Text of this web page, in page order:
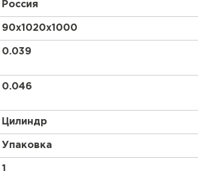
Россия
90х1020х1000
0.039
0.046
Цилиндр
Упаковка
1